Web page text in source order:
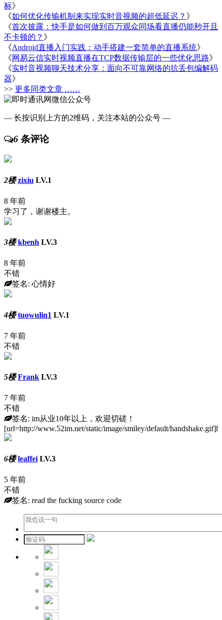
标》
《如何优化传输机制来实现实时音视频的超低延迟？ 》
《首次披露：快手是如何做到百万观众同场看直播仍能秒开且
不卡顿的？ 》
《Android直播入门实践：动手搭建一套简单的直播系统》
《网易云信实时视频直播在TCP数据传输层的一些优化思路》
《实时音视频聊天技术分享：面向不可靠网络的抗丢包编解码
器》
>> 更多同类文章 ……
— 长按识别上方的2维码，关注本站的公众号 —
6 条评论
2楼 zixiu LV.1
8 年前
学习了，谢谢楼主。
3楼 kbenh LV.3
8 年前
不错
签名: 心情好
4楼 tuowulin1 LV.1
7 年前
不错
5楼 Frank LV.3
7 年前
不错
签名: im从业10年以上，欢迎切磋！
[url=http://www.52im.net/static/image/smiley/default/
6楼 leaffei LV.3
5 年前
不错
签名: read the fucking source code